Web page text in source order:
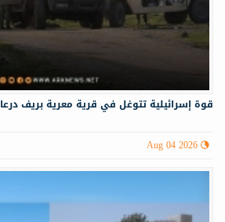
قوة إسرائيلية تتوغل في قرية معرية بريف
Aug 04 2026